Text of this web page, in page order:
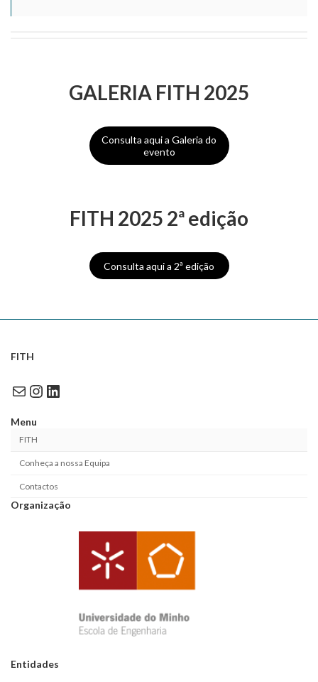
GALERIA FITH 2025
Consulta aqui a Galeria do
evento
FITH 2025 2ª edição
Consulta aqui a 2ª edição
FITH
MailInstagram
LinkedIn
Menu
FITH
Conheça a nossa Equipa
Contactos
Organização
Entidades